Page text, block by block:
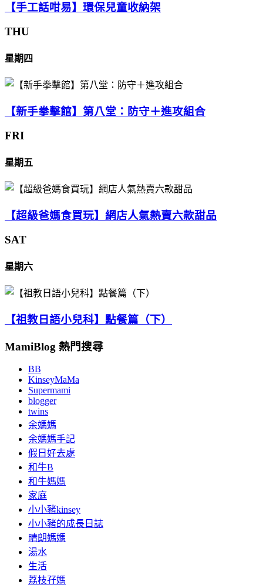
【手工話咁易】環保兒童收納架
THU
星期四
【新手拳擊館】第八堂：防守＋進攻組合
FRI
星期五
【超級爸媽食買玩】網店人氣熱賣六款甜品
SAT
星期六
【祖教日語小兒科】點餐篇（下）
MamiBlog 熱門搜尋
BB
KinseyMaMa
Supermami
blogger
twins
余媽媽
余媽媽手記
假日好去處
和牛B
和牛媽媽
家庭
小小豬kinsey
小小豬的成長日誌
晴朗媽媽
湯水
生活
荔枝孖媽